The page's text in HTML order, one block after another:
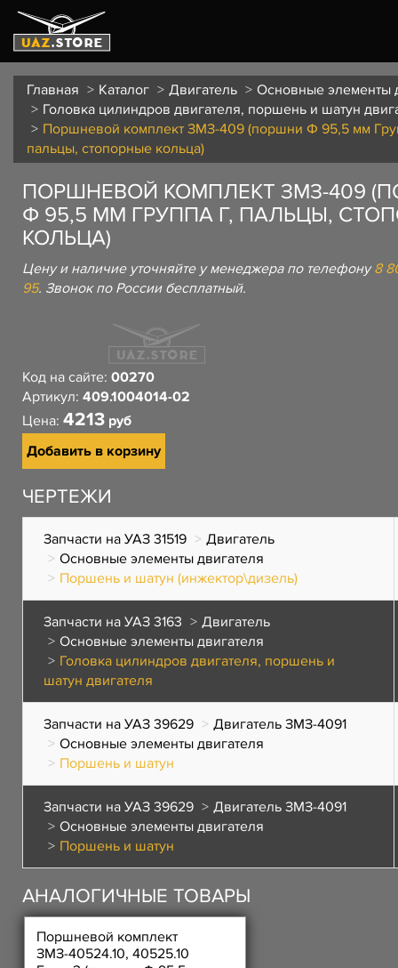
Главная Каталог Двигатель
Основные элементы
Головка цилиндров двигателя, поршень и шатун
Поршневой комплект ЗМЗ-409 (поршни Ф 95,5 мм
пальцы, стопорные кольца)
ПОРШНЕВОЙ КОМПЛЕКТ ЗМЗ-409
Ф 95,5 ММ ГРУППА Г, ПАЛЬЦЫ,
КОЛЬЦА)
Цену и наличие уточняйте у менеджера по телефону8
95. Звонок по России бесплатный.
Код на сайте: 00270
Артикул: 409.1004014-02
Цена: 4213 руб
Добавить в корзину
ЧЕРТЕЖИ
Запчасти на УАЗ 31519
Двигатель
Основные элементы двигателя
Поршень и шатун (инжектор\дизель)
Запчасти на УАЗ 3163
Двигатель
Основные элементы двигателя
Головка цилиндров двигателя, поршень и
шатун двигателя
Запчасти на УАЗ 39629
Двигатель ЗМЗ-4091
Основные элементы двигателя
Поршень и шатун
Запчасти на УАЗ 39629
Двигатель ЗМЗ-4091
Основные элементы двигателя
Поршень и шатун
АНАЛОГИЧНЫЕ ТОВАРЫ
Поршневой комплект
ЗМЗ-40524.10, 40525.10